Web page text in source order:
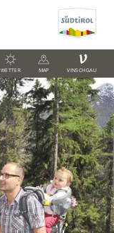
WETTER MAP
V
VINSCHGAU